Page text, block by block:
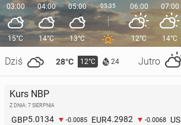
03:00
15°C
Dziś 28°C 12°C 24 Jutro
04:00
14°C
05:00
13°C
05:35 06:00
12°C
07:00
14°C
Kurs NBP
Z DNIA: 7 SIERPNIA
GBP5.0134 -0.0085 EUR4.2982 -0.0068